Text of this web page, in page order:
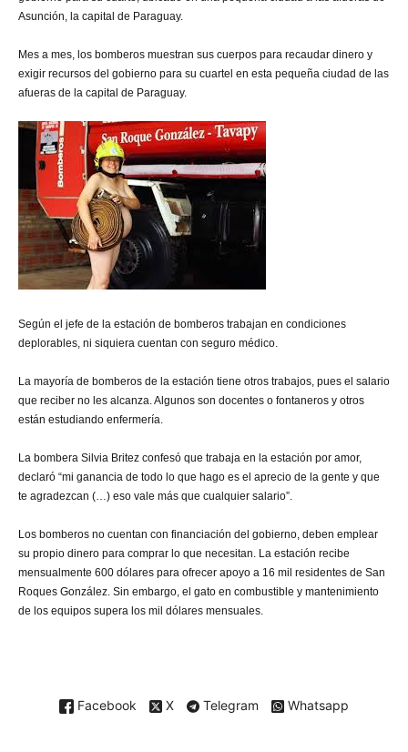
Asunción, la capital de Paraguay.
Mes a mes, los bomberos muestran sus cuerpos para recaudar dinero y
exigir recursos del gobierno para su cuartel en esta pequeña ciudad de las
afueras de la capital de Paraguay.
Según el jefe de la estación de bomberos trabajan en condiciones
deplorables, ni siquiera cuentan con seguro médico.
La mayoría de bomberos de la estación tiene otros trabajos, pues el salario
que reciber no les alcanza. Algunos son docentes o fontaneros y otros
están estudiando enfermería.
La bombera Silvia Britez confesó que trabaja en la estación por amor,
declaró “mi ganancia de todo lo que hago es el aprecio de la gente y que
te agradezcan (…) eso vale más que cualquier salario”.
Los bomberos no cuentan con financiación del gobierno, deben emplear
su propio dinero para comprar lo que necesitan. La estación recibe
mensualmente 600 dólares para ofrecer apoyo a 16 mil residentes de San
Roques González. Sin embargo, el gato en combustible y mantenimiento
de los equipos supera los mil dólares mensuales.
Facebook X Telegram Whatsapp